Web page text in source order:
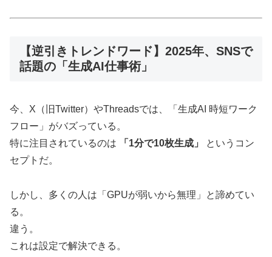
【逆引きトレンドワード】2025年、SNSで
話題の「生成AI仕事術」
今、X（旧Twitter）やThreadsでは、「生成AI 時短ワーク
フロー」がバズっている。
特に注目されているのは
「1分で10枚生成」
というコン
セプトだ。
しかし、多くの人は「GPUが弱いから無理」と諦めてい
る。
違う。
これは設定で解決できる。